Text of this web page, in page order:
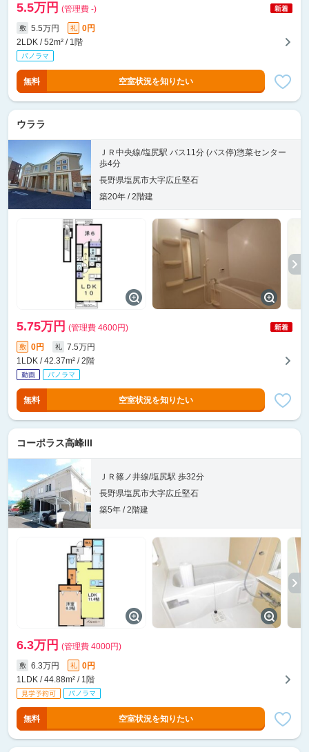
5.5万円 (管理費 -)
敷 5.5万円 礼
0円
2LDK / 52m² / 1階
無料 空室状況を知りたい
ウララ
ＪＲ中央線/塩尻駅 バス11分 (バス停)惣菜センター
歩4分
長野県塩尻市大字広丘堅石
築20年 / 2階建
5.75万円 (管理費 4600円)
敷 0円 礼
7.5万円
1LDK / 42.37m² / 2階
無料 空室状況を知りたい
コーポラス高峰III
ＪＲ篠ノ井線/塩尻駅 歩32分
長野県塩尻市大字広丘堅石
築5年 / 2階建
6.3万円 (管理費 4000円)
敷 6.3万円 礼
0円
1LDK / 44.88m² / 1階
無料 空室状況を知りたい